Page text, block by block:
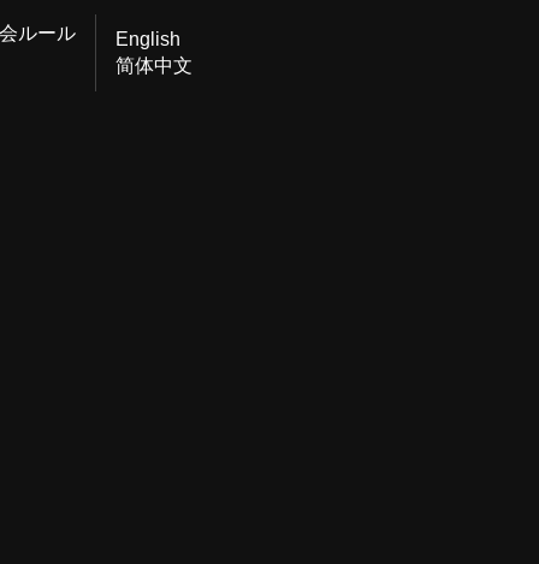
ルール
English
简体中文